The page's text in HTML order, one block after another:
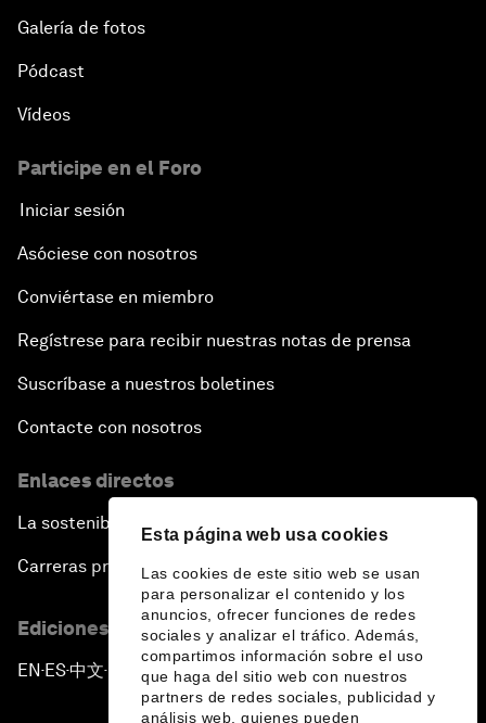
Esta página web usa cookies
Las cookies de este sitio web se usan
para personalizar el contenido y los
anuncios, ofrecer funciones de redes
sociales y analizar el tráfico. Además,
compartimos información sobre el uso
que haga del sitio web con nuestros
partners de redes sociales, publicidad y
análisis web, quienes pueden
Galería de fotos
Pódcast
Vídeos
Participe en el Foro
Iniciar sesión
Asóciese con nosotros
Conviértase en miembro
Regístrese para recibir nuestras notas de prensa
Suscríbase a nuestros boletines
Contacte con nosotros
Enlaces directos
La sostenibilidad en el Foro
Carreras profesionales
Ediciones en otros idiomas
EN ▪ ES▪中文▪ 日本語